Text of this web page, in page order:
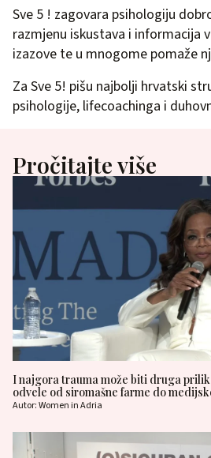
Sve 5 ! zagovara psihologiju
razmjenu iskustava i informacija
izazove te u mnogome pomaže
Za Sve 5! pišu najbolji hrvatski
psihologije, lifecoachinga i
Pročitajte više
I najgora trauma može biti druga
odvele od siromašne farme do
Autor: Women in Adria